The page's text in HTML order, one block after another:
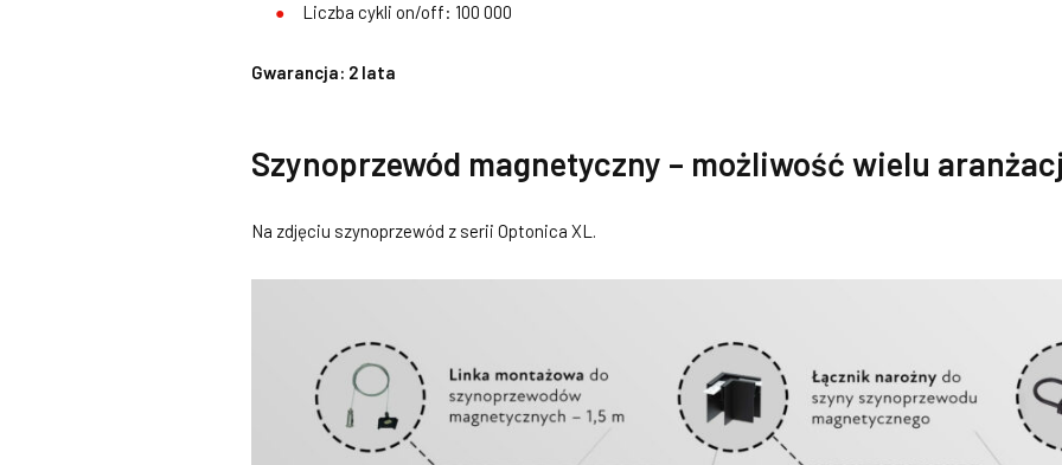
Liczba cykli on/off: 100 000
Gwarancja: 2 lata
Szynoprzewód magnetyczny – możliwość wielu
Na zdjęciu szynoprzewód z serii Optonica XL.